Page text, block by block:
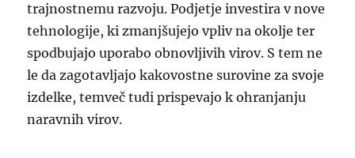
trajnostnemu razvoju. Podjetje investira v nove
tehnologije, ki zmanjšujejo vpliv na okolje ter
spodbujajo uporabo obnovljivih virov. S tem ne
le da zagotavljajo kakovostne surovine za svoje
izdelke, temveč tudi prispevajo k ohranjanju
naravnih virov.